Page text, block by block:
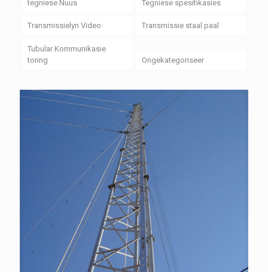
tegniese Nuus Tegniese spesifikasies
Transmissielyn Video Transmissie staal paal
Tubular Kommunikasie
toring
Ongekategoriseer